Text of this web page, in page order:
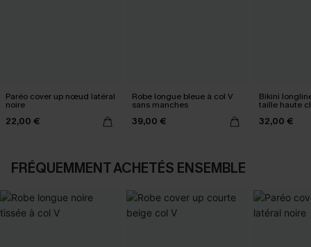
Paréo cover up nœud latéral
noire
22,00 €
Robe longue bleue à col V
sans manches
39,00 €
Bikini
taille haute
32,00 €
FRÉQUEMMENT ACHETÉS ENSEMBLE